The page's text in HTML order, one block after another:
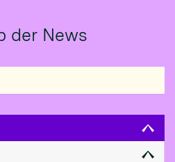
der News